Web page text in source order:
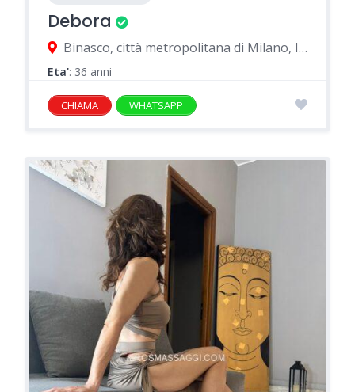
Debora
Binasco, città metropolitana di Milano, Italia
Eta': 36 anni
CHIAMA WHATSAPP